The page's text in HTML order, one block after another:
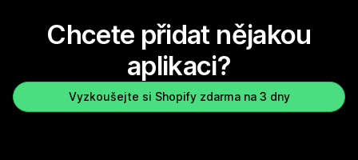
Chcete přidat nějakou
aplikaci?
Vyzkoušejte si Shopify zdarma na 3 dny